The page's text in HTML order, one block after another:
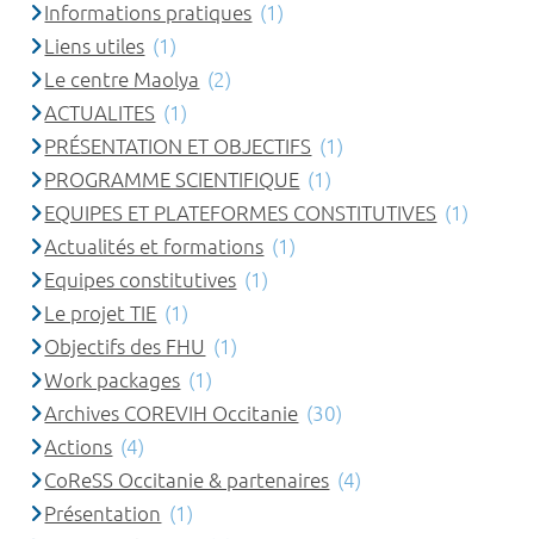
Informations pratiques (1)
Liens utiles (1)
Le centre Maolya (2)
ACTUALITES (1)
PRÉSENTATION ET OBJECTIFS (1)
PROGRAMME SCIENTIFIQUE (1)
EQUIPES ET PLATEFORMES CONSTITUTIVES (1)
Actualités et formations (1)
Equipes constitutives (1)
Le projet TIE (1)
Objectifs des FHU (1)
Work packages (1)
Archives COREVIH Occitanie (30)
Actions (4)
CoReSS Occitanie & partenaires (4)
Présentation (1)